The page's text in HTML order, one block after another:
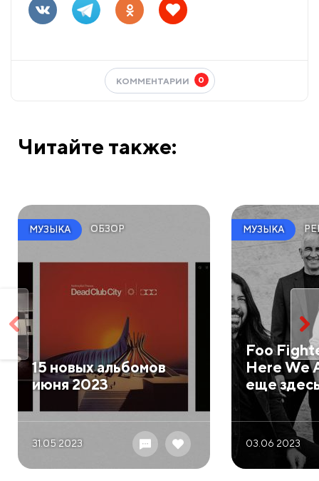
КОММЕНТАРИИ 0
Читайте также:
МУЗЫКА ОБЗОР
​15 новых альбомов
июня 2023
31.05 2023
МУЗЫКА
​Foo
Here We
еще
03.06 2023